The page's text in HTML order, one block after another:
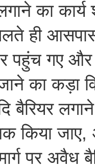
का कार्य
ही
पहुंच गए और
का कड़ा
बैरियर
किया जाए,
पर अवैध